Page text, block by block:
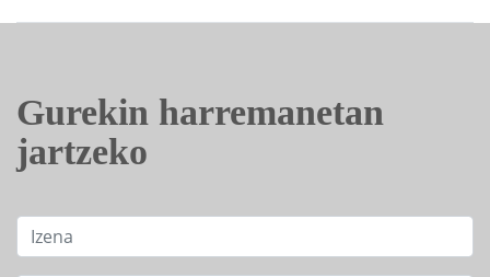
Gurekin harremanetan
jartzeko